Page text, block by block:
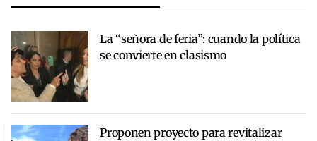
La “señora de feria”: cuando la política
se convierte en clasismo
Proponen proyecto para revitalizar